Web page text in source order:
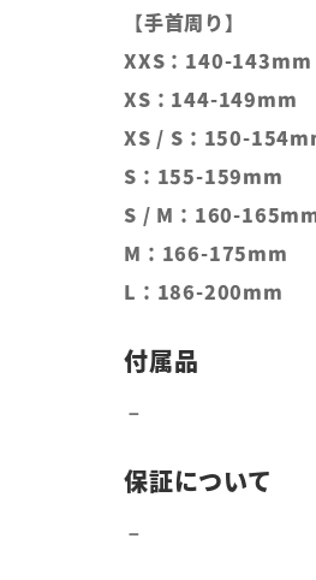
【手首周り】
XXS：140-143mm
XS：144-149mm
XS / S：150-
S：155-159mm
S / M：160-
M：166-175mm
L：186-200mm